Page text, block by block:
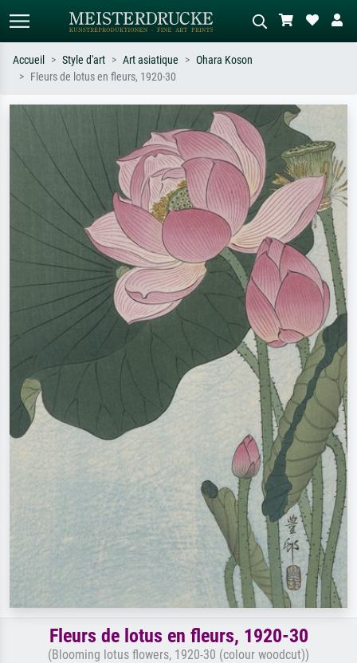
Recherchez par artiste, titre ou style –
ex. Monet, Nuit étoilée,
impressionnisme, vague de Hokusai,
Décrivez la scène – ex. prairie verte,
abstrait avec beaucoup de rouge,
tableau sombre, nu debout près d'un
arbre.
Accueil Style d'art Art asiatique
Ohara Koson
Fleurs de lotus en fleurs, 1920-30
Fleurs de lotus en fleurs, 1920-30
(Blooming lotus flowers, 1920-30 (colour woodcut))